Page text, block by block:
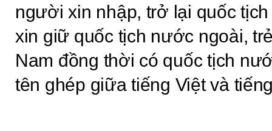
người xin nhập, trở lại quốc
xin giữ quốc tịch nước ngoài,
Nam đồng thời có quốc tịch
tên ghép giữa tiếng Việt và